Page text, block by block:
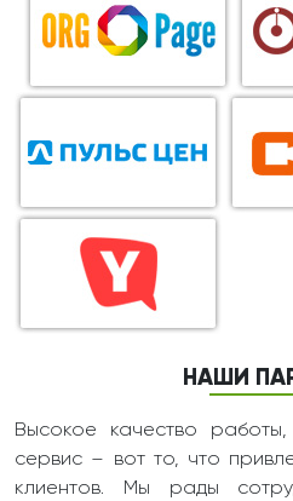
НАШИ
Высокое качество
сервис – вот то, что
клиентов. Мы рады